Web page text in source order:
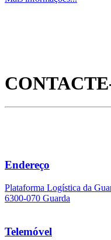
Endereço
Plataforma Logística da
6300-070 Guarda
Telemóvel